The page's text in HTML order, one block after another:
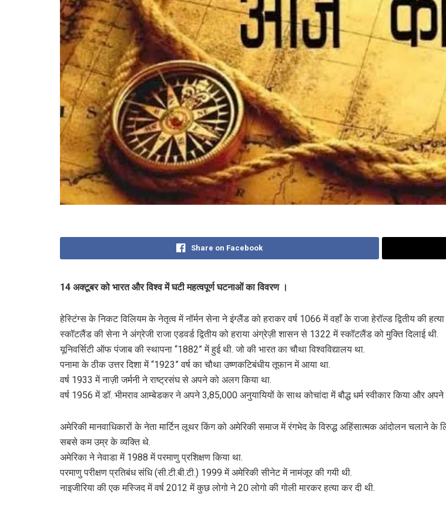
Share on Facebook
14 अक्टूबर को भारत और विश्व में घटी महत्वपूर्ण घटनाओं का विवरण ।
हेस्टिंग्स के निकट विलियम के नेतृत्व में नॉर्मन सेना ने इंग्लैंड को हराकर वर्ष 1066 में वहाँ के राजा हेरॉल्ड द्वितीय की
स्कॉटलैंड की सेना ने अंग्रेजी राजा एडवर्ड द्वितीय को हराया अंग्रेज़ी शासन से 1322 में स्कॉटलैंड को मुक्ति दिलाई थी.
यूनिवर्सिटी ऑफ पंजाब की स्‍थापना “1882” में हुई थी. जो की भारत का चौथा विश्वविद्यालय था.
पनामा के ठीक उत्तर दिशा में “1923” वर्ष का चौथा उष्णकटिबंधीय तूफान में आया था.
वर्ष 1933 में नाज़ी जर्मनी ने राष्ट्रसंघ से अपने को अलग किया था.
वर्ष 1956 में डॉ. भीमराव आम्बेडकर ने अपने 3,85,000 अनुयायियों के साथ कोचांदा में बौद्ध धर्म स्वीकार किया और
अमेरिकी मानवाधिकारों के नेता मार्टिन लूथर किंग को अमेरिकी समाज में रंगभेद के विरुद्ध अहिंसात्मक आंदोलन चलाने के
सबसे कम उम्र के व्यक्ति थे.
अमेरिका ने नेवाडा में 1988 में परमाणु प्रशिक्षण किया था.
परमाणु परीक्षण प्रतिबंध संधि (सी.टी.बी.टी.) 1999 में अमेरिकी सीनेट में नामंजूर की गयी थी.
नाइजीरिया की एक मस्जिद में वर्ष 2012 में कुछ लोगो ने 20 लोगो की गोली मारकर हत्या कर दी थी.